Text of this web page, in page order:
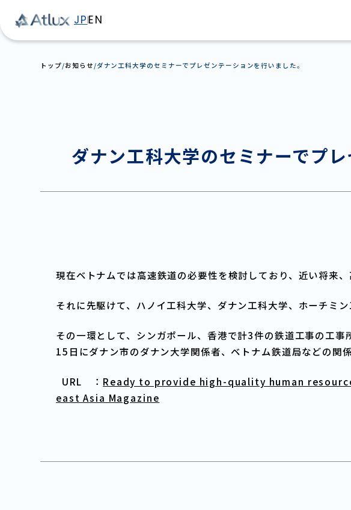
JPEN
トップ お知らせ ダナン工科大学のセミナーでプレゼンテーションを行いました。
ダナン工科大学のセミナーでプ
現在ベトナムでは高速鉄道の必要性を検討しており、近い将来
それに先駆けて、ハノイ工科大学、ダナン工科大学、ホーチミン
その一環として、シンガポール、香港で計3件の鉄道工事の工
15日にダナン市のダナン大学関係者、ベトナム鉄道局などの関
URL ： Ready to provide high-quality human
east Asia Magazine